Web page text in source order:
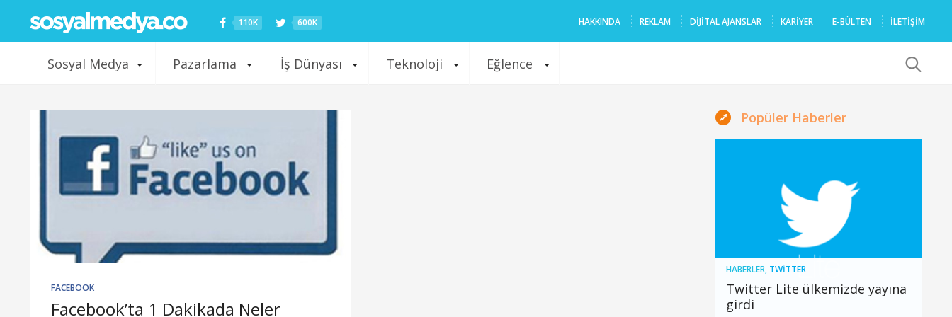
110K 600K HAKKINDA REKLAM DIJITAL AJANSLAR KARIYER E-BÜLTEN İLETİŞİM
Sosyal Medya Pazarlama İş Dünyası Teknoloji Eğlence
FACEBOOK
Facebook’ta 1 Dakikada Neler
Popüler Haberler
HABERLER, TWITTER
Twitter Lite ülkemizde yayına
girdi